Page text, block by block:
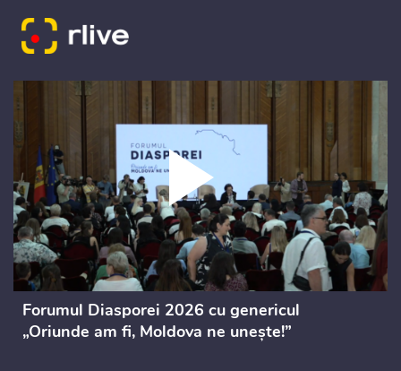
Forumul Diasporei 2026 cu genericul
„Oriunde am fi, Moldova ne unește!”